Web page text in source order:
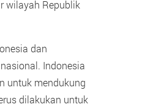
wilayah Republik
dan
Indonesia
untuk mendukung
dilakukan untuk